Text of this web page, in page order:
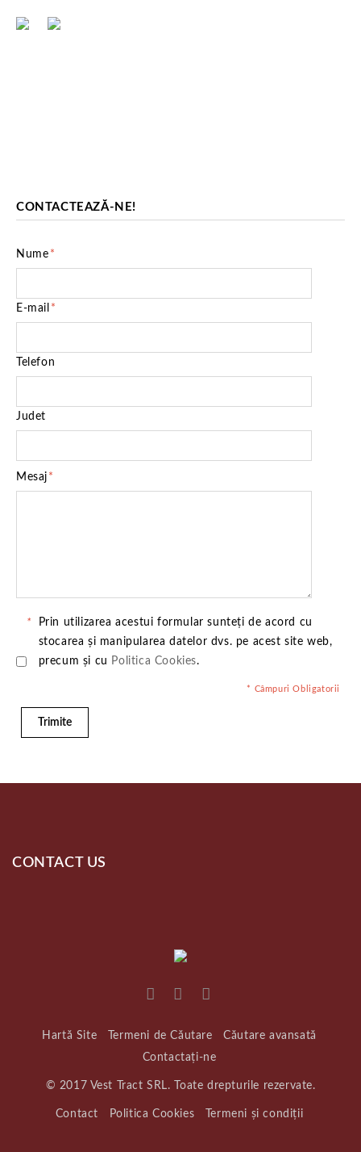
CONTACTEAZĂ-NE!
*
Nume
*
E-mail
Telefon
Judet
*
Mesaj
*
Prin utilizarea acestui formular sunteți de acord cu
stocarea și manipularea datelor dvs. pe acest site web,
precum și cu Politica Cookies.
* Câmpuri Obligatorii
Trimite
CONTACT US
Hartă Site Termeni de Căutare
Căutare avansată
Contactați-ne
© 2017 Vest Tract SRL. Toate drepturile rezervate.
Contact Politica Cookies Termeni și condiții